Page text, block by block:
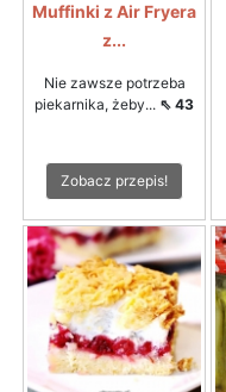
Muffinki z Air Fryera
z...
Nie zawsze potrzeba
piekarnika, żeby... ⇖ 43
Zobacz przepis!